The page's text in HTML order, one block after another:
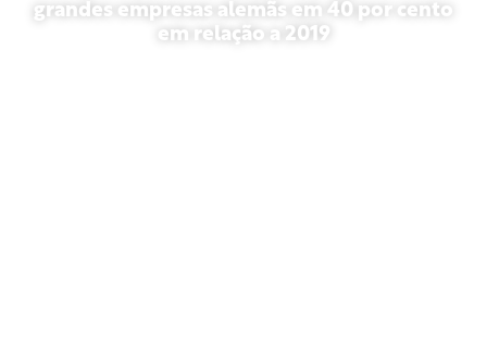
grandes empresas alemãs em 40 por cento
em relação a 2019